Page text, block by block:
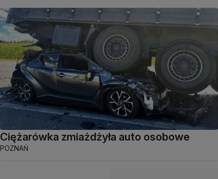
Ciężarówka zmiażdżyła auto osobowe
POZNAŃ